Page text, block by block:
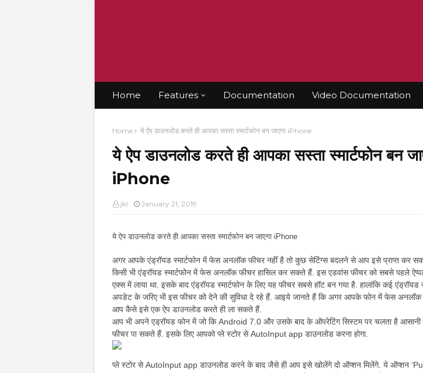
Home Features Documentation Video Documentation
Home ये ऐप डाउनलोड करते ही आपका सस्ता स्मार्टफोन बन जाएगा iPhone
ये ऐप डाउनलोड करते ही आपका सस्ता स्मार्टफोन बन
iPhone
jkl January 21, 2019
ये ऐप डाउनलोड करते ही आपका सस्ता स्मार्टफोन बन जाएगा iPhone
अगर आपके एंड्रॉयड स्मार्टफोन में फेस अनलॉक फीचर नहीं है तो कुछ सेटिंग्स बदलने से आप इसे प्राप्त कर
किसी भी एंड्रॉयड स्मार्टफोन में फेस अनलॉक फीचर हासिल कर सकते हैं. इस एडवांस फीचर को सबसे पहले
एक्स में लाया था. इसके बाद एंड्रॉयड स्मार्टफोन के लिए यह फीचर सबसे हॉट बन गया है. हालांकि कई एंड्रॉयड
अपडेट के जरिए भी इस फीचर को देने की सुविधा दे रहे हैं. आइये जानते हैं कि अगर आपके फोन में फेस अनलॉक
आप कैसे इसे एक ऐप डाउनलोड करते ही ला सकते हैं.
आप भी अपने एड्रॉयड फोन में जो कि Android 7.0 और उसके बाद के ऑपरेटिंग सिस्टम पर चलता है
फीचर पा सकते हैं. इसके लिए आपको प्ले स्टोर से AutoInput app डाउनलोड करना होगा.
प्ले स्टोर से AutoInput app डाउनलोड करने के बाद जैसे ही आप इसे खोलेंगे दो ऑप्शन मिलेंगे. ये ऑप्शन